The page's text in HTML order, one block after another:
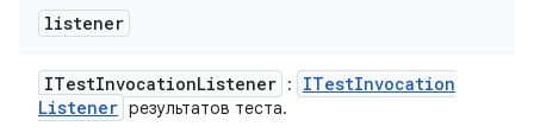
listener
ITestInvocationListener : ITestInvocation
Listener результатов теста.